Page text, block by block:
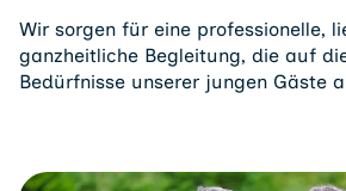
Wir sorgen für eine professionelle,
ganzheitliche Begleitung, die auf
Bedürfnisse unserer jungen Gäste